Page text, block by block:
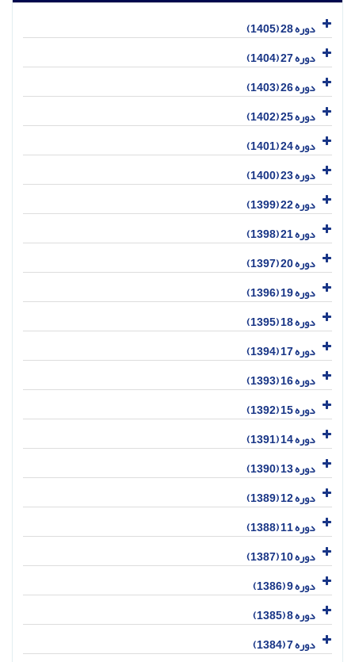
دوره 28 (1405)
دوره 27 (1404)
دوره 26 (1403)
دوره 25 (1402)
دوره 24 (1401)
دوره 23 (1400)
دوره 22 (1399)
دوره 21 (1398)
دوره 20 (1397)
دوره 19 (1396)
دوره 18 (1395)
دوره 17 (1394)
دوره 16 (1393)
دوره 15 (1392)
دوره 14 (1391)
دوره 13 (1390)
دوره 12 (1389)
دوره 11 (1388)
دوره 10 (1387)
دوره 9 (1386)
دوره 8 (1385)
دوره 7 (1384)